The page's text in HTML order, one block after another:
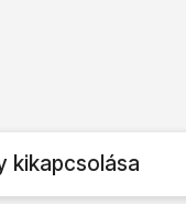
kikapcsolása